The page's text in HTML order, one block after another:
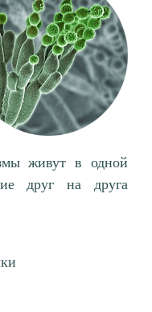
живут в одной
друг на друга